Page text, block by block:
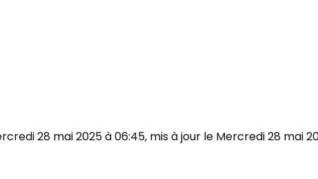
28 mai 2025 à 06:45, mis à jour le Mercredi 28 mai